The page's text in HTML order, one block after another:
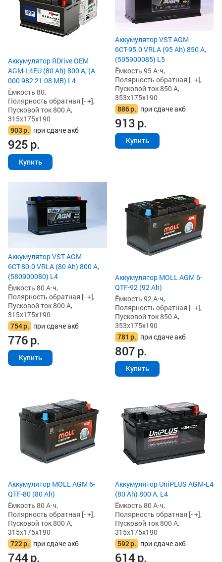
Аккумулятор RDrive OEM
AGM-L4EU (80 Ah) 800 А, (A
000 982 21 08 MB) L4
Ёмкость 80,
Полярность обратная [- +],
Пусковой ток 800 А,
315x175x190
903р. при сдаче акб
925р.
Купить
Аккумулятор VST AGM
6СТ-95.0 VRLA (95 Ah) 850 А,
(595900085) L5
Ёмкость 95 А·ч,
Полярность обратная [- +],
Пусковой ток 850 А,
353x175x190
886р. при сдаче акб
913р.
Купить
Аккумулятор VST AGM
6СТ-80.0 VRLA (80 Ah) 800 А,
(580900080) L4
Ёмкость 80 А·ч,
Полярность обратная [- +],
Пусковой ток 800 А,
315x175x190
754р. при сдаче акб
776р.
Купить
Аккумулятор MOLL AGM 6-
QTF-92 (92 Ah)
Ёмкость 92 А·ч,
Полярность обратная [- +],
Пусковой ток 850 А,
353x175x190
781 р. при сдаче акб
807р.
Купить
Аккумулятор MOLL AGM 6-
QTF-80 (80 Ah)
Ёмкость 80 А·ч,
Полярность обратная [- +],
Пусковой ток 800 А,
315x175x190
722р. при сдаче акб
744р.
Аккумулятор UniPLUS AGM-L4
(80 Ah) 800 А, L4
Ёмкость 80 А·ч,
Полярность обратная [- +],
Пусковой ток 800 А,
315x175x190
592р. при сдаче акб
614р.